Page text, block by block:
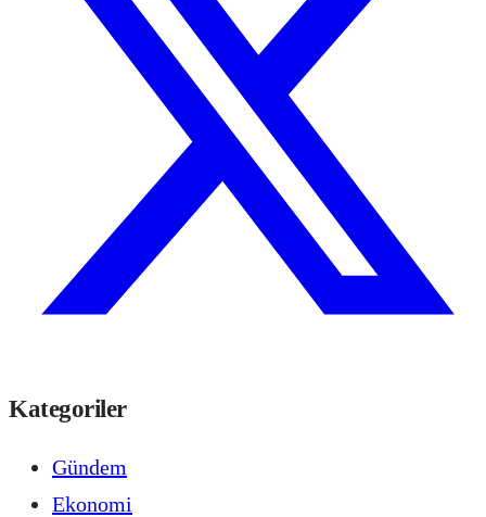
Kategoriler
Gündem
Ekonomi